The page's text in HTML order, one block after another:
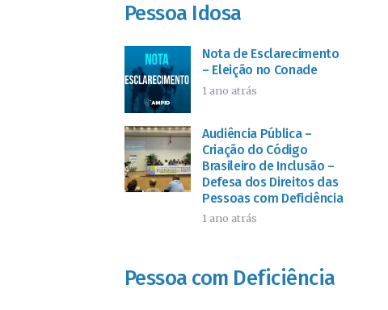
Pessoa Idosa
Nota de Esclarecimento
– Eleição no Conade
1 ano atrás
Audiência Pública –
Criação do Código
Brasileiro de Inclusão –
Defesa dos Direitos das
Pessoas com Deficiência
1 ano atrás
Pessoa com Deficiência